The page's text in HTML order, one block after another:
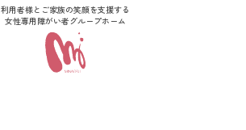
利用者様とご家族の笑顔を支援する
女性専用障がい者グループホーム